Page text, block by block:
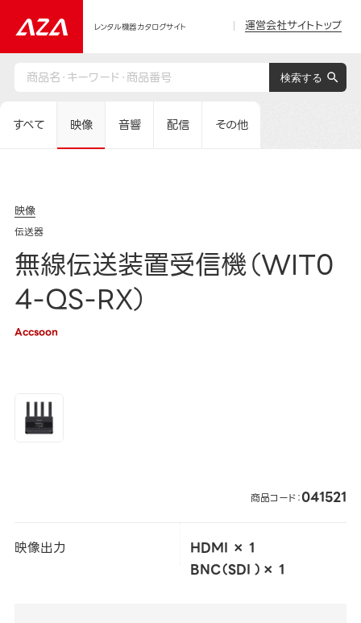
レンタル機器カタログサイト 運営会社サイトトップ
すべて 映像 音響 配信 その他
映像
伝送器
無線伝送装置受信機（WIT0
4-QS-RX）
Accsoon
商品コード：041521
映像出力
HDMI × 1
BNC（SDI ）× 1